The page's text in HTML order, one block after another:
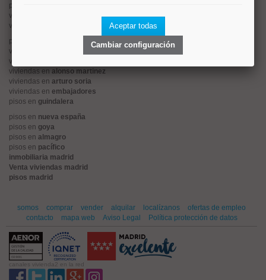
pisos en
viviendas en
viviendas en
pisos en
viviendas en
viviendas en
viviendas en alonso martinez
viviendas en arturo soria
viviendas en embajadores
pisos en guindalera
pisos en nueva españa
pisos en goya
pisos en almagro
pisos en pacífico
inmobiliaria madrid
Venta viviendas madrid
pisos madrid
somos comprar vender alquilar localízanos
ofertas de empleo
contacto
mapa web Aviso Legal Política protección de datos
canales vivienda2 en la red
Aceptar todas
Cambiar configuración